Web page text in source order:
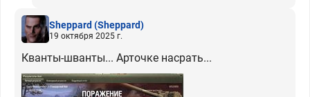
Sheppard (Sheppard)
19 октября 2025 г.
Кванты-шванты... Арточке насрать...